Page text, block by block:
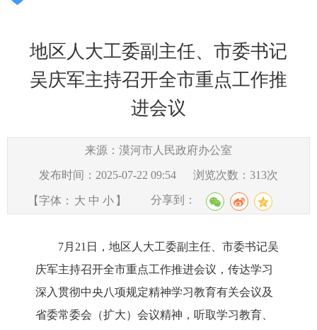
地区人大工委副主任、市委书记
吴庆军主持召开全市重点工作推
进会议
来源：漠河市人民政府办公室
发布时间：2025-07-22 09:54 浏览次数： 313次
【字体： 大 中 小 】 分享到：
7月 21 日，地区人大工委副主任、市委书记吴
庆军主持召开全市重点工作推进会议， 传达学习
深入贯彻中央八项规定精神学习教育有关会议及
省委常委会（扩大）会议精神 ， 听取学习教育、